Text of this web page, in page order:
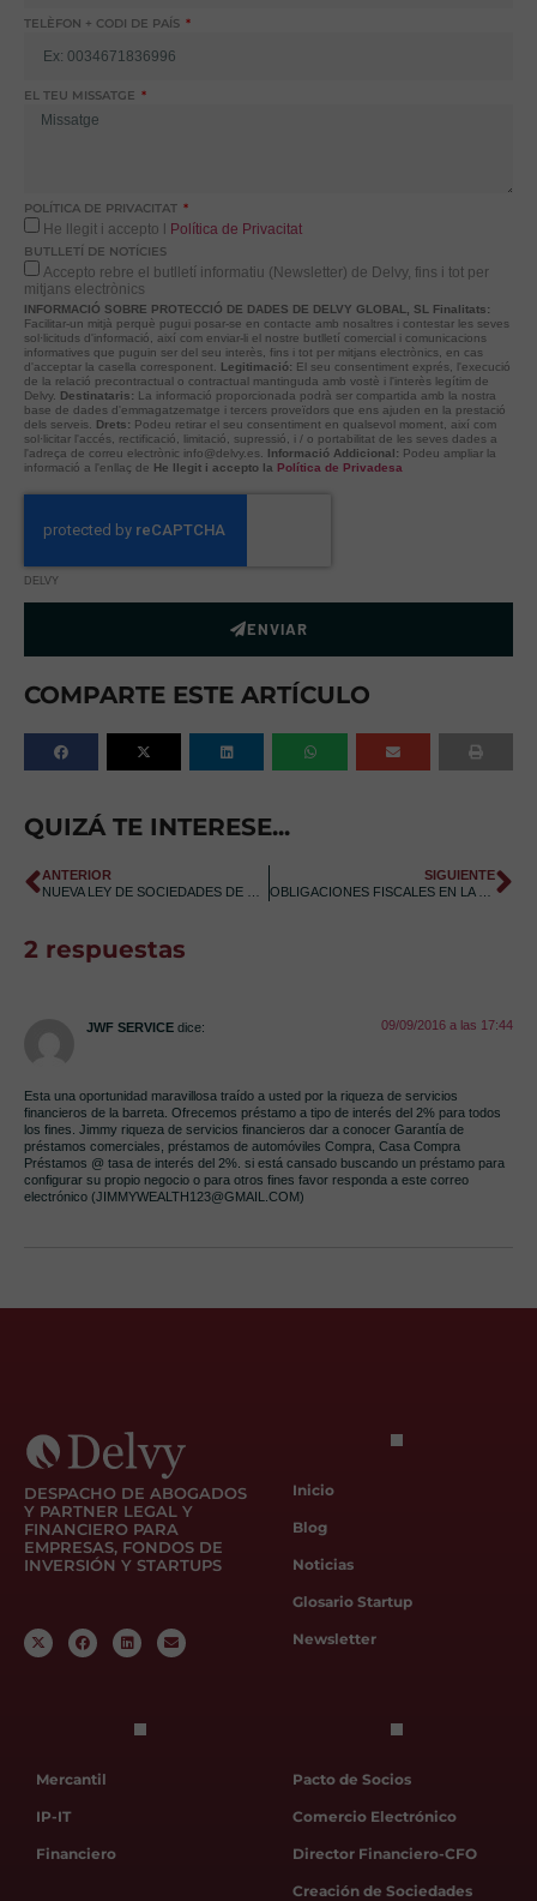
TELÈFON + CODI DE PAÍS
EL TEU MISSATGE
POLÍTICA DE PRIVACITAT
He llegit i accepto l Política de Privacitat
BUTLLETÍ DE NOTÍCIES
Accepto rebre el butlletí informatiu (Newsletter) de Delvy, fins i tot per
mitjans electrònics
INFORMACIÓ SOBRE PROTECCIÓ DE DADES DE DELVY GLOBAL, SL Finalitats:
Facilitar-un mitjà perquè pugui posar-se en contacte amb nosaltres i contestar les seves
sol·licituds d'informació, així com enviar-li el nostre butlletí comercial i comunicacions
informatives que puguin ser del seu interès, fins i tot per mitjans electrònics, en cas
d'acceptar la casella corresponent. Legitimació: El seu consentiment exprés, l'execució
de la relació precontractual o contractual mantinguda amb vostè i l'interès legítim de
Delvy. Destinataris: La informació proporcionada podrà ser compartida amb la nostra
base de dades d'emmagatzematge i tercers proveïdors que ens ajuden en la prestació
dels serveis. Drets: Podeu retirar el seu consentiment en qualsevol moment, així com
sol·licitar l'accés, rectificació, limitació, supressió, i / o portabilitat de les seves dades a
l'adreça de correu electrònic info@delvy.es. Informació Addicional: Podeu ampliar la
informació a l'enllaç de He llegit i accepto la Política de Privadesa
DELVY
ENVIAR
COMPARTE ESTE ARTÍCULO
QUIZÁ TE INTERESE...
ANTERIOR
NUEVA LEY DE SOCIEDADES DE CAPITAL
SIGUIENTE
OBLIGACIONES FISCALES EN LA SOCIEDAD LIMITADA (SL)
2 respuestas
JWF SERVICE dice: 09/09/2016 a las 17:44
Esta una oportunidad maravillosa traído a usted por la riqueza de servicios
financieros de la barreta. Ofrecemos préstamo a tipo de interés del 2% para todos
los fines. Jimmy riqueza de servicios financieros dar a conocer Garantía de
préstamos comerciales, préstamos de automóviles Compra, Casa Compra
Préstamos @ tasa de interés del 2%. si está cansado buscando un préstamo para
configurar su propio negocio o para otros fines favor responda a este correo
electrónico (JIMMYWEALTH123@GMAIL.COM)
DESPACHO DE ABOGADOS
Y PARTNER LEGAL Y
FINANCIERO PARA
EMPRESAS, FONDOS DE
INVERSIÓN Y STARTUPS
Inicio
Blog
Noticias
Glosario Startup
Newsletter
Mercantil
IP-IT
Financiero
Pacto de Socios
Comercio Electrónico
Director Financiero-CFO
Creación de Sociedades